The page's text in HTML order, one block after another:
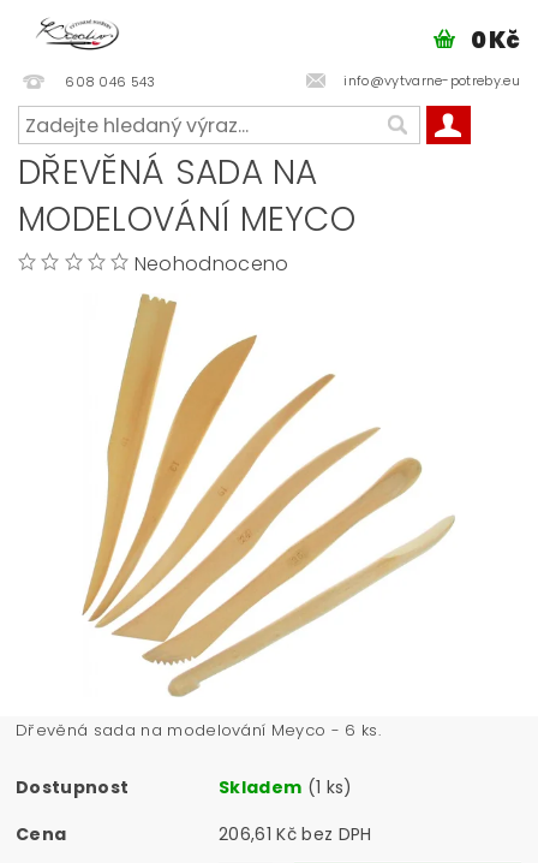
608 046 543 info@vytvarne-potreby.eu
0 Kč
DŘEVĚNÁ SADA NA
MODELOVÁNÍ MEYCO
Neohodnoceno
Dřevěná sada na modelování Meyco - 6 ks.
Dostupnost Skladem (1 ks)
Cena
206,61 Kč bez DPH